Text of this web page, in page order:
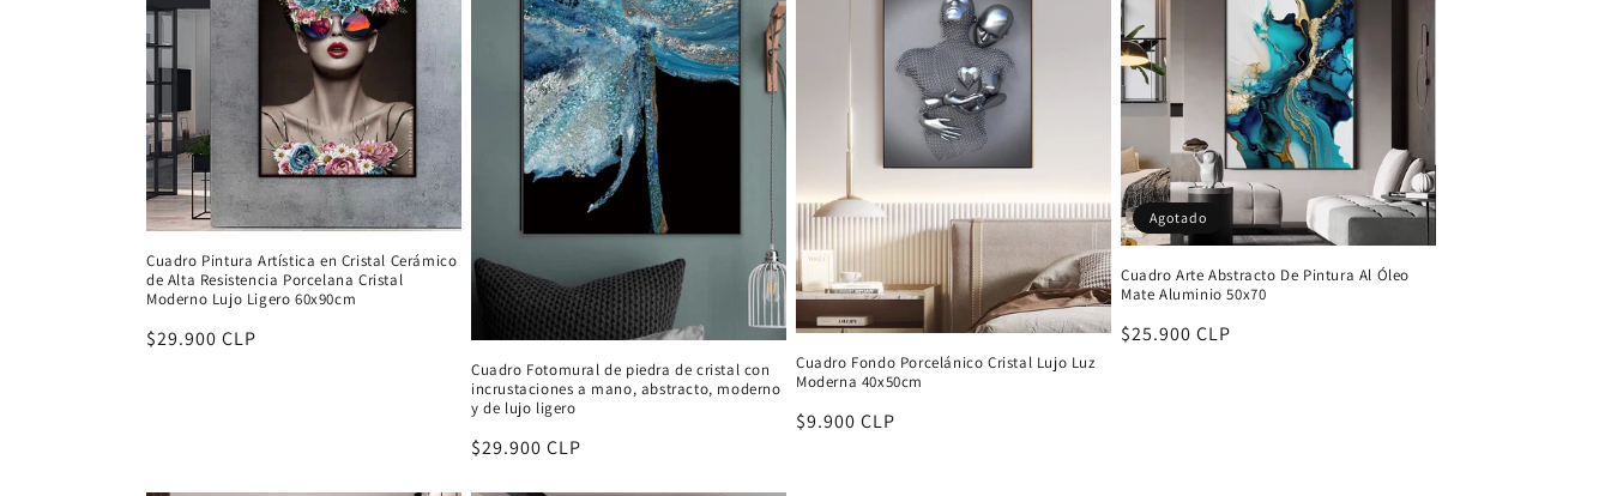
i
ó
n
:
Cuadro Pintura Artística en Cristal Cerámico
de Alta Resistencia Porcelana Cristal
Moderno Lujo Ligero 60x90cm
Precio
$29.900 CLP
Cuadro Fotomural de piedra de cristal con
incrustaciones a mano, abstracto, moderno
y de lujo ligero
Precio
$29.900 CLP
Cuadro Fondo Porcelánico Cristal Lujo Luz
Moderna 40x50cm
Precio
$9.900 CLP
Agotado
Cuadro Arte Abstracto De Pintura Al Óleo
Mate Aluminio 50x70
Precio
$25.900 CLP